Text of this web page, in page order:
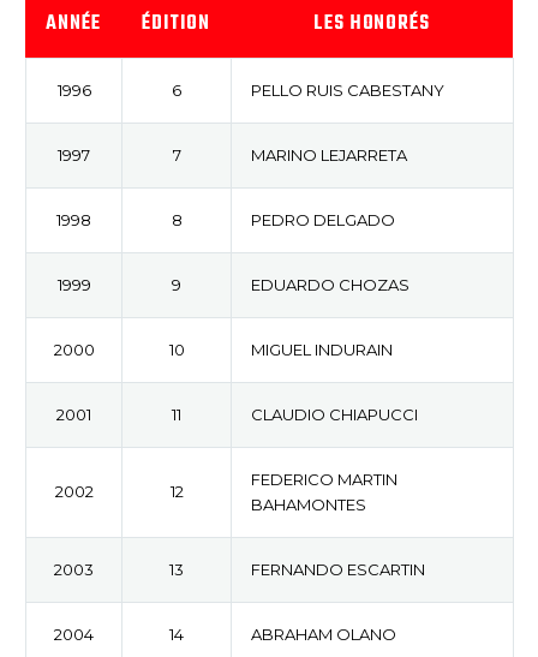
ANNÉE ÉDITION LES HONORÉS
1996 6 PELLO RUIS CABESTANY
1997 7 MARINO LEJARRETA
1998 8 PEDRO DELGADO
1999 9 EDUARDO CHOZAS
2000 10 MIGUEL INDURAIN
2001 11 CLAUDIO CHIAPUCCI
2002 12
FEDERICO MARTIN
BAHAMONTES
2003 13 FERNANDO ESCARTIN
2004 14 ABRAHAM OLANO